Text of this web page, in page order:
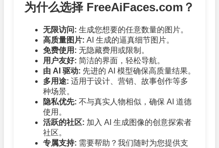
为什么选择 FreeAiFaces.com？
无限访问: 生成您想要的任意数量的图片。
高质量图片: AI 生成的逼真细节图片。
免费使用: 无隐藏费用或限制。
用户友好: 简洁的界面，轻松导航。
由 AI 驱动: 先进的 AI 模型确保高质量结果。
多用途: 适用于设计、营销、故事创作等多
种场景。
隐私优先: 不与真实人物相似，确保 AI 道德
使用。
活跃的社区: 加入 AI 生成图像的创意探索者
社区。
专属支持: 需要帮助？我们随时为您提供支